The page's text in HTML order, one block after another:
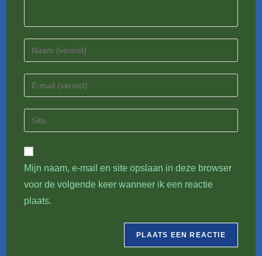
je
naam
om
te
je
e-
mail
te
kunnen
reageren
je
URL
in
(optioneel)
Mijn naam, e-mail en site opslaan in deze browser
voor de volgende keer wanneer ik een reactie
plaats.